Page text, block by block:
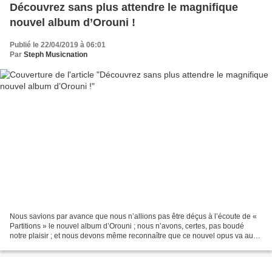
Découvrez sans plus attendre le magnifique
nouvel album d’Orouni !
Publié le 22/04/2019 à 06:01
Par Steph Musicnation
Nous savions par avance que nous n’allions pas être déçus à l’écoute de «
Partitions » le nouvel album d’Orouni ; nous n’avons, certes, pas boudé
notre plaisir ; et nous devons même reconnaître que ce nouvel opus va au-